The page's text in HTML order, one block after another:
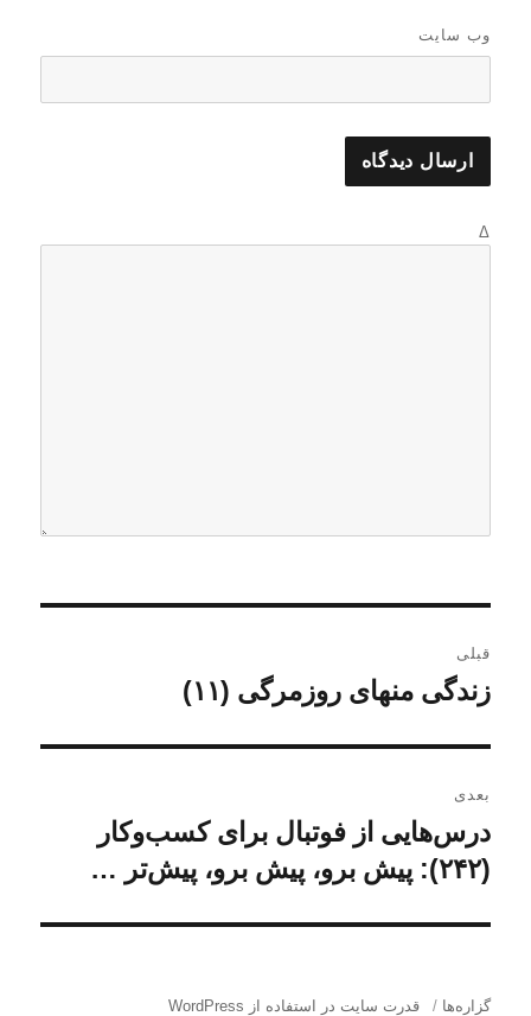
وب‌ سایت
Δ
ا
ر
ی
ن
قبلی
ن
ش
ق
ب
ل
زندگی منهای روزمرگی (۱۱)
بعدی
ن
و
ت
ب
درس‌هایی از فوتبال برای کسب‌و‌کار
(۲۴۲): پیش برو، پیش برو، پیش‌تر …
گزاره‌ها قدرت سایت در استفاده از WordPress